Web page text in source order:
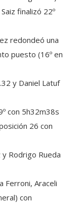
finalizó 22º
redondeó una
puesto (16º en
y Daniel Latuf
con 5h32m38s
26 con
y Rodrigo Rueda
Ferroni, Araceli
con